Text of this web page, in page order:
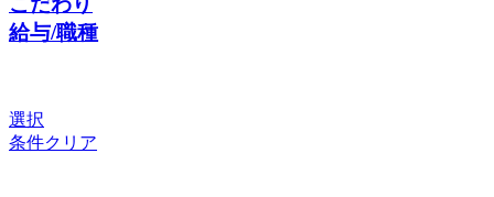
給与/職種
選択
条件クリア